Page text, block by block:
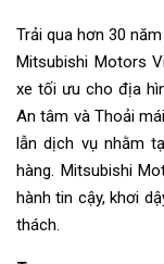
Trải qua hơn 30
Mitsubishi Motors
xe tối ưu cho địa
An tâm và Thoải
lẫn dịch vụ nhằm
hàng. Mitsubishi
hành tin cậy, khơi
thách.